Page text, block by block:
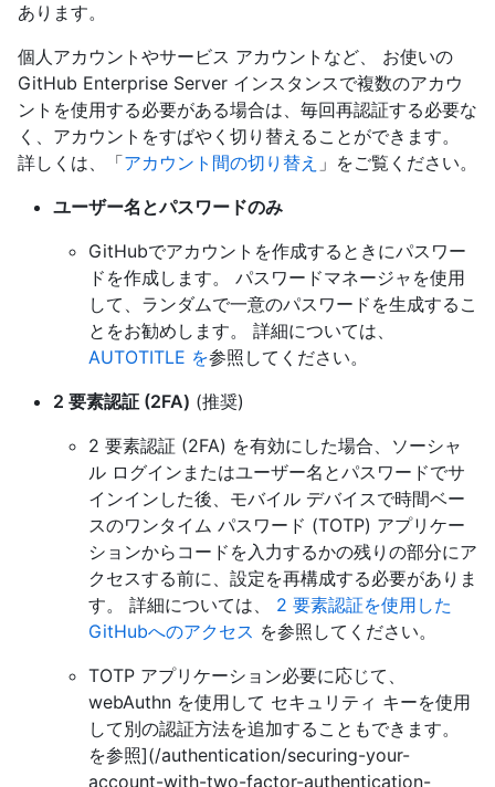
あります。
個人アカウントやサービス アカウントなど、 お使いの
GitHub Enterprise Server インスタンスで複数のアカウ
ントを使用する必要がある場合は、毎回再認証する必要な
く、アカウントをすばやく切り替えることができます。
詳しくは、「アカウント間の切り替え 」をご覧ください。
ユーザー名とパスワードのみ
GitHubでアカウントを作成するときにパスワー
ドを作成します。 パスワードマネージャを使用
して、ランダムで一意のパスワードを生成するこ
とをお勧めします。 詳細については、
AUTOTITLE を参照してください。
2 要素認証 (2FA) (推奨)
2 要素認証 (2FA) を有効にした場合、ソーシャ
ル ログインまたはユーザー名とパスワードでサ
インインした後、モバイル デバイスで時間ベー
スのワンタイム パスワード (TOTP) アプリケー
ションからコードを入力するかの残りの部分にア
クセスする前に、設定を再構成する必要がありま
す。 詳細については、 2 要素認証を使用した
GitHubへのアクセス を参照してください。
TOTP アプリケーション必要に応じて、
webAuthn を使用して セキュリティ キーを使用
して別の認証方法を追加することもできます。
を参照](/authentication/securing-your-
account-with-two-factor-authentication-